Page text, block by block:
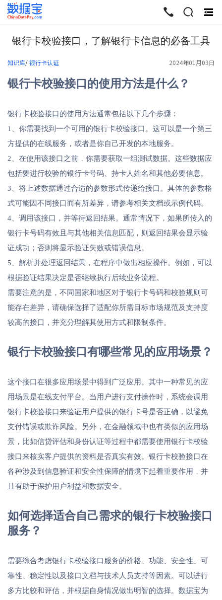
终
起
银行卡校验接口，了解银行卡信息的必备工具
知识库/银行卡认证 2024年01月03日
银行卡校验接口的使用方法是什么？
银行卡校验接口的使用方法通常包括以下几个步骤：
1、你需要找到一个可用的银行卡校验接口。这可以是一个第三
方提供的在线服务，或者是你自己开发的本地服务。
2、在使用该接口之前，你需要获取一组测试数据。这些数据应
包括要进行校验的银行卡号码、持卡人姓名和其他必要信息。
3、将上述数据通过合适的参数形式传递给接口。具体的参数格
式可能因不同接口而有所差异，请参考相关文档或示例代码。
4、调用该接口，并等待返回结果。通常情况下，如果所传入的
银行卡号码有效且与其他相关信息匹配，则返回结果会显示验
证成功；否则将显示验证失败或错误信息。
5、解析并处理返回结果，在程序中做出相应操作。例如，可以
根据验证结果决定是否继续执行后续业务流程。
需要注意的是，不同国家和地区对于银行卡号码和校验规则可
能存在差异，请确保选择了适配你所需目标市场规范及支持度
较高的接口，并充分理解其使用方式和限制条件。
银行卡校验接口有哪些常见的应用场景？
这个接口在很多应用场景中得到广泛应用。其中一种常见的应
用场景是在线支付平台。当用户进行支付操作时，系统会调用
银行卡校验接口来验证用户提供的银行卡号是否正确，以避免
支付错误或欺诈风险。另外，在金融领域中也有类似的应用场
景，比如信贷评估和身份认证等过程中都需要使用银行卡校验
接口来核实客户提供的资料是否真实有效。银行卡校验接口在
各种涉及到信息验证和安全性保障的情境下起着重要作用，并
且有助于保护用户利益和数据安全。
如何选择适合自己需求的银行卡校验接口
服务？
需要综合考虑银行卡校验接口服务的价格、功能、安全性、可
靠性、稳定性以及接口文档与技术人员支持等因素。可以进行
多方比较和评估，并根据自身情况做出明智的选择。数据宝为